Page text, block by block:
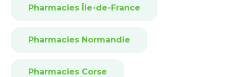
Pharmacies Île-de-France
Pharmacies Normandie
Pharmacies Corse